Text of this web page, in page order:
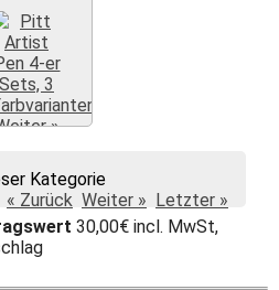
»
Kategorie
« Zurück Weiter » Letzter »
30,00€ incl. MwSt,